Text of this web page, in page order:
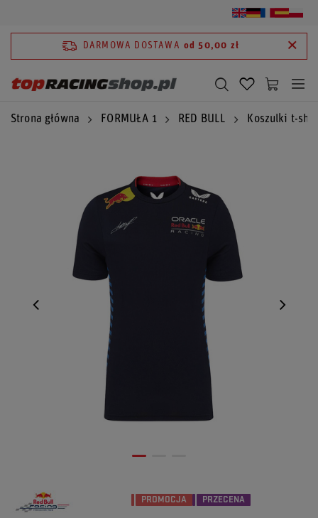
DARMOWA DOSTAWA od 50,00 zł
Strona główna FORMUŁA 1 RED BULL Koszulki t-
PROMOCJA PRZECENA